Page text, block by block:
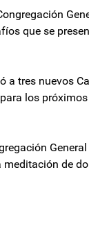
que se
a tres nuevos
los
meditación de